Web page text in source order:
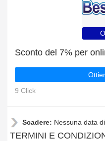
Sconto del 7% per
9 Click
Scadere: Nessuna data
TERMINI E